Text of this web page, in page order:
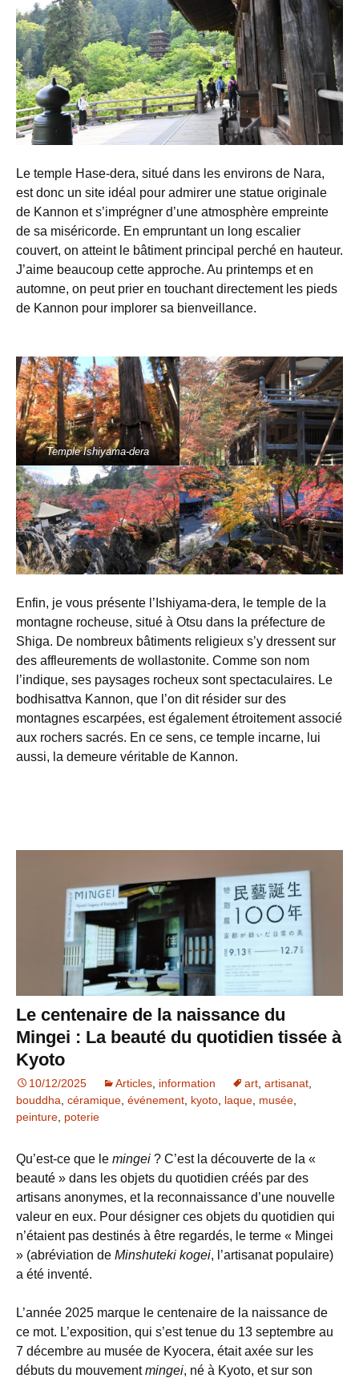
Le temple Hase-dera, situé dans les environs de Nara,
est donc un site idéal pour admirer une statue originale
de Kannon et s’imprégner d’une atmosphère empreinte
de sa miséricorde. En empruntant un long escalier
couvert, on atteint le bâtiment principal perché en hauteur.
J’aime beaucoup cette approche. Au printemps et en
automne, on peut prier en touchant directement les pieds
de Kannon pour implorer sa bienveillance.
Temple Ishiyama-dera
Enfin, je vous présente l’Ishiyama-dera, le temple de la
montagne rocheuse, situé à Otsu dans la préfecture de
Shiga. De nombreux bâtiments religieux s’y dressent sur
des affleurements de wollastonite. Comme son nom
l’indique, ses paysages rocheux sont spectaculaires. Le
bodhisattva Kannon, que l’on dit résider sur des
montagnes escarpées, est également étroitement associé
aux rochers sacrés. En ce sens, ce temple incarne, lui
aussi, la demeure véritable de Kannon.
Le centenaire de la naissance du
Mingei : La beauté du quotidien tissée à
Kyoto
10/12/2025 Articles, information art, artisanat,
bouddha, céramique, événement, kyoto, laque, musée,
peinture, poterie
Qu’est-ce que le mingei ? C’est la découverte de la «
beauté » dans les objets du quotidien créés par des
artisans anonymes, et la reconnaissance d’une nouvelle
valeur en eux. Pour désigner ces objets du quotidien qui
n’étaient pas destinés à être regardés, le terme « Mingei
» (abréviation de Minshuteki kogei, l’artisanat populaire)
a été inventé.
L’année 2025 marque le centenaire de la naissance de
ce mot. L’exposition, qui s’est tenue du 13 septembre au
7 décembre au musée de Kyocera, était axée sur les
débuts du mouvementmingei, né à Kyoto, et sur son